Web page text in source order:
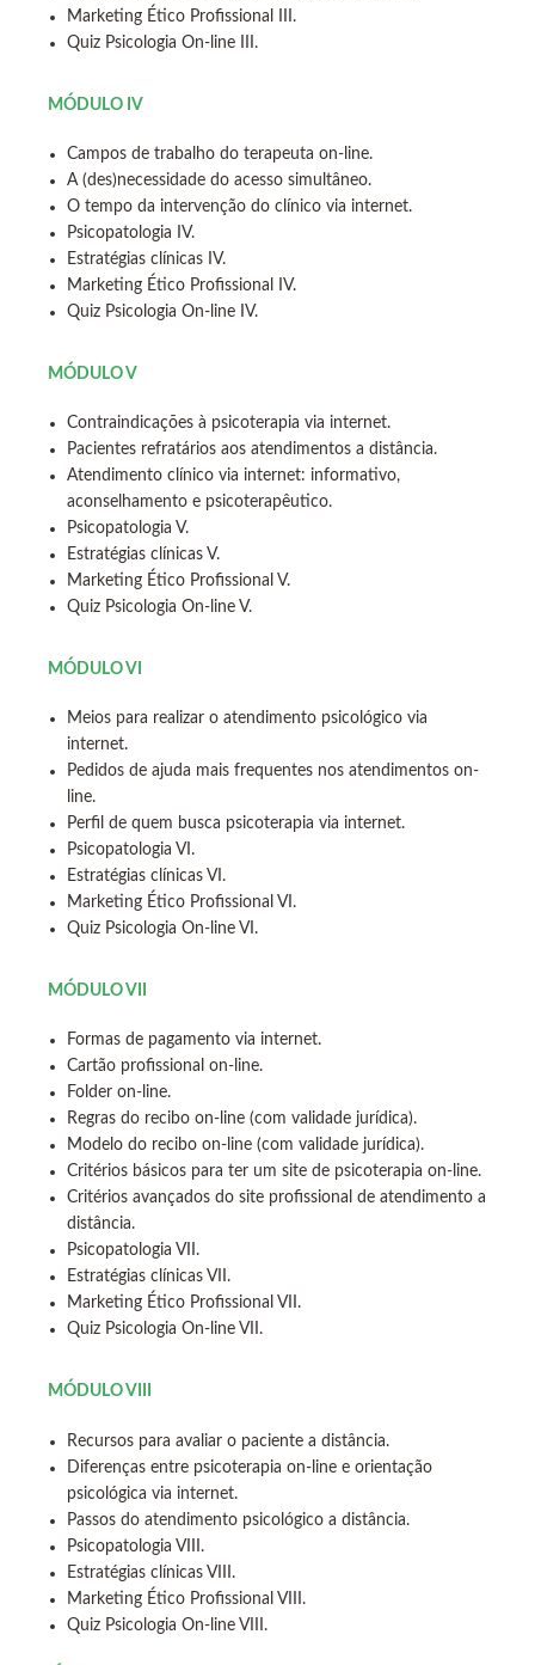
Marketing Ético Profissional III.
Quiz Psicologia On-line III.
MÓDULO IV
Campos de trabalho do terapeuta on-line.
A (des)necessidade do acesso simultâneo.
O tempo da intervenção do clínico via internet.
Psicopatologia IV.
Estratégias clínicas IV.
Marketing Ético Profissional IV.
Quiz Psicologia On-line IV.
MÓDULO V
Contraindicações à psicoterapia via internet.
Pacientes refratários aos atendimentos a distância.
Atendimento clínico via internet: informativo,
aconselhamento e psicoterapêutico.
Psicopatologia V.
Estratégias clínicas V.
Marketing Ético Profissional V.
Quiz Psicologia On-line V.
MÓDULO VI
Meios para realizar o atendimento psicológico via
internet.
Pedidos de ajuda mais frequentes nos atendimentos on-
line.
Perfil de quem busca psicoterapia via internet.
Psicopatologia VI.
Estratégias clínicas VI.
Marketing Ético Profissional VI.
Quiz Psicologia On-line VI.
MÓDULO VII
Formas de pagamento via internet.
Cartão profissional on-line.
Folder on-line.
Regras do recibo on-line (com validade jurídica).
Modelo do recibo on-line (com validade jurídica).
Critérios básicos para ter um site de psicoterapia on-line.
Critérios avançados do site profissional de atendimento a
distância.
Psicopatologia VII.
Estratégias clínicas VII.
Marketing Ético Profissional VII.
Quiz Psicologia On-line VII.
MÓDULO VIII
Recursos para avaliar o paciente a distância.
Diferenças entre psicoterapia on-line e orientação
psicológica via internet.
Passos do atendimento psicológico a distância.
Psicopatologia VIII.
Estratégias clínicas VIII.
Marketing Ético Profissional VIII.
Quiz Psicologia On-line VIII.